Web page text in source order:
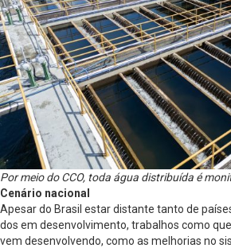
Por meio do CCO, toda água distribuída é
Cenário nacional
Apesar do Brasil estar distante tanto de
dos em desenvolvimento, trabalhos como
vem desenvolvendo, como as melhorias no